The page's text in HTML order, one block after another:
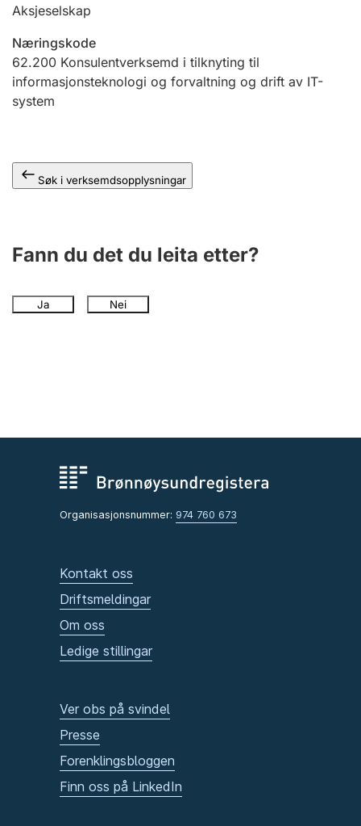
Andre tema
Aksjeselskap
Næringskode
62.200 Konsulentverksemd i tilknyting til
informasjonsteknologi og forvaltning og drift av IT-
system
Søk i verksemdsopplysningar
Fann du det du leita etter?
Ja Nei
Organisasjonsnummer: 974 760 673
Kontakt oss
Driftsmeldingar
Om oss
Ledige stillingar
Ver obs på svindel
Presse
Forenklingsbloggen
Finn oss på LinkedIn